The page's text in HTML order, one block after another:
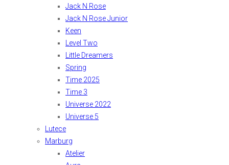
Jack N Rose
Jack N Rose Junior
Keen
Level Two
Little Dreamers
Spring
Time 2025
Time 3
Universe 2022
Universe 5
Lutece
Marburg
Atelier